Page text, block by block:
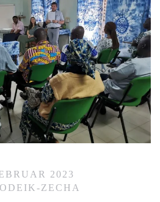
2023
ZECHA